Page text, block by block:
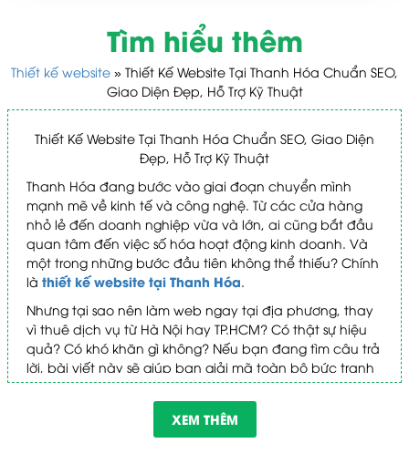
Tìm hiểu thêm
Thiết kế website » Thiết Kế Website Tại Thanh Hóa Chuẩn SEO,
Giao Diện Đẹp, Hỗ Trợ Kỹ Thuật
Thiết Kế Website Tại Thanh Hóa Chuẩn SEO, Giao Diện
Đẹp, Hỗ Trợ Kỹ Thuật
Thanh Hóa đang bước vào giai đoạn chuyển mình
mạnh mẽ về kinh tế và công nghệ. Từ các cửa hàng
nhỏ lẻ đến doanh nghiệp vừa và lớn, ai cũng bắt đầu
quan tâm đến việc số hóa hoạt động kinh doanh. Và
một trong những bước đầu tiên không thể thiếu? Chính
là thiết kế website tại Thanh Hóa.
Nhưng tại sao nên làm web ngay tại địa phương, thay
vì thuê dịch vụ từ Hà Nội hay TP.HCM? Có thật sự hiệu
quả? Có khó khăn gì không? Nếu bạn đang tìm câu trả
lời, bài viết này sẽ giúp bạn giải mã toàn bộ bức tranh
— rõ ràng, cụ thể và thực tế.
XEM THÊM